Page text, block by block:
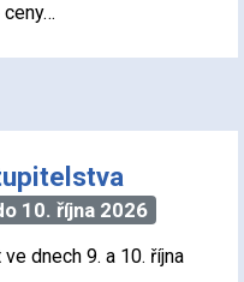
10. října 2026
dnech 9. a 10. října